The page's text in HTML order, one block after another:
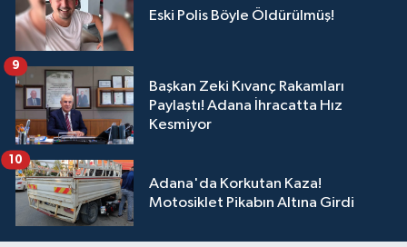
Eski Polis Böyle Öldürülmüş!
Başkan Zeki Kıvanç Rakamları
Paylaştı! Adana İhracatta Hız
Kesmiyor
9
Adana'da Korkutan Kaza!
Motosiklet Pikabın Altına Girdi
10